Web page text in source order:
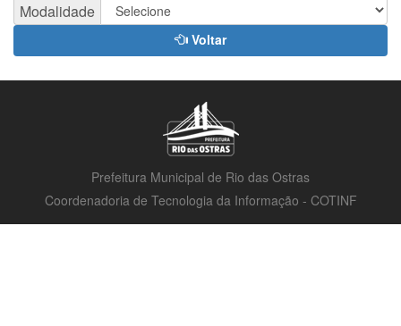
Modalidade
Voltar
Prefeitura Municipal de Rio das Ostras
Coordenadoria de Tecnologia da Informação - COTINF